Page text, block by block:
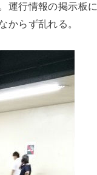
運行情報の掲示板に
からず乱れる。